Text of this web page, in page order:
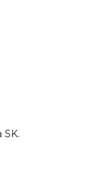
SK.